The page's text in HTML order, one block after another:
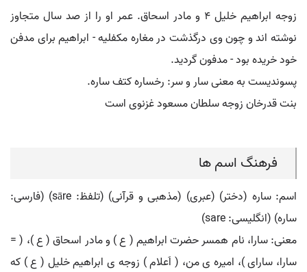
زوجه ابراهیم خلیل ۴ و مادر اسحاق. عمر او را از صد سال متجاوز
نوشته اند و چون وی درگذشت در مغاره مکفلیه - ابراهیم برای مدفن
خود خریده بود - مدفون گردید.
پسوندیست به معنی سار و سر: رخساره کتف ساره.
بنت قدرخان زوجه سلطان مسعود غزنوی است
فرهنگ اسم ها
اسم: ساره (دختر) (عبری) (مذهبی و قرآنی) (تلفظ: sāre) (فارسی:
ساره) (انگلیسی: sare)
معنی: سارا، نام همسر حضرت ابراهیم ( ع ) و مادر اسحاق ( ع )، ( =
سارا، سارای )، امیره ی من، ( اَعلام ) زوجه ی ابراهیم خلیل ( ع ) که